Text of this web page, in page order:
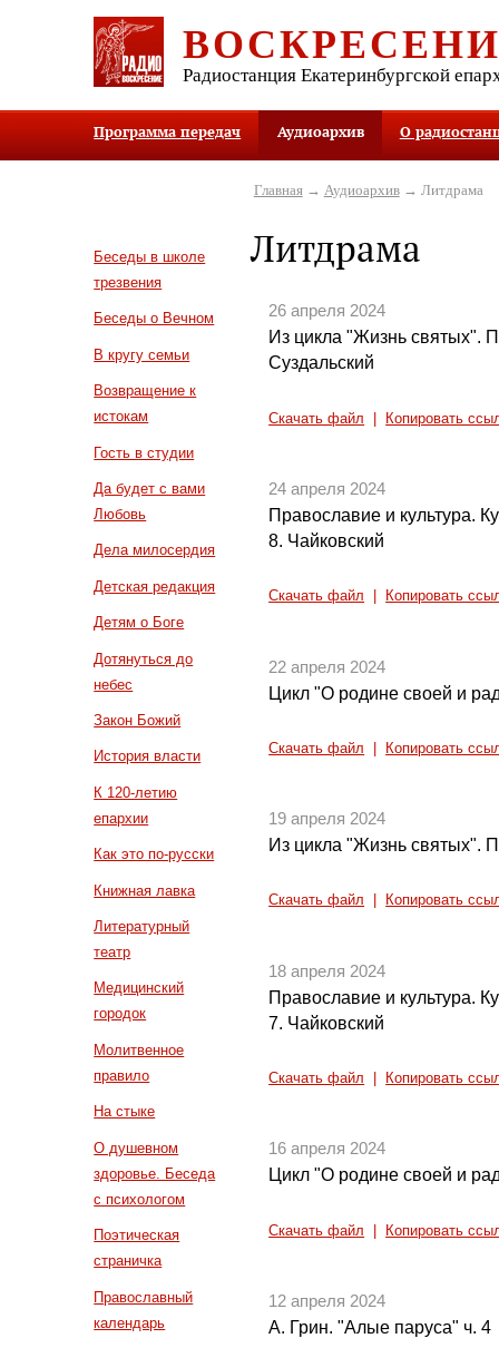
Радиостанция Екатеринбургской
Программа передач Аудиоархив О
Беседы в школе
трезвения
Беседы о Вечном
В кругу семьи
Возвращение к
истокам
Гость в студии
Да будет с вами
Любовь
Дела милосердия
Детская редакция
Детям о Боге
Дотянуться до
небес
Закон Божий
История власти
К 120-летию
епархии
Как это по-русски
Книжная лавка
Литературный
театр
Медицинский
городок
Молитвенное
правило
На стыке
О душевном
здоровье. Беседа
с психологом
Поэтическая
страничка
Православный
календарь
Главная→ Аудиоархив→ Литдрама
Литдрама
26 апреля 2024
Из цикла "Жизнь святых".
Суздальский
Скачать файл Копировать
24 апреля 2024
Православие и культура.
8. Чайковский
Скачать файл Копировать
22 апреля 2024
Цикл "О родине своей и
Скачать файл Копировать
19 апреля 2024
Из цикла "Жизнь святых".
Скачать файл Копировать
18 апреля 2024
Православие и культура.
7. Чайковский
Скачать файл Копировать
16 апреля 2024
Цикл "О родине своей и
Скачать файл Копировать
12 апреля 2024
А. Грин. "Алые паруса" ч. 4